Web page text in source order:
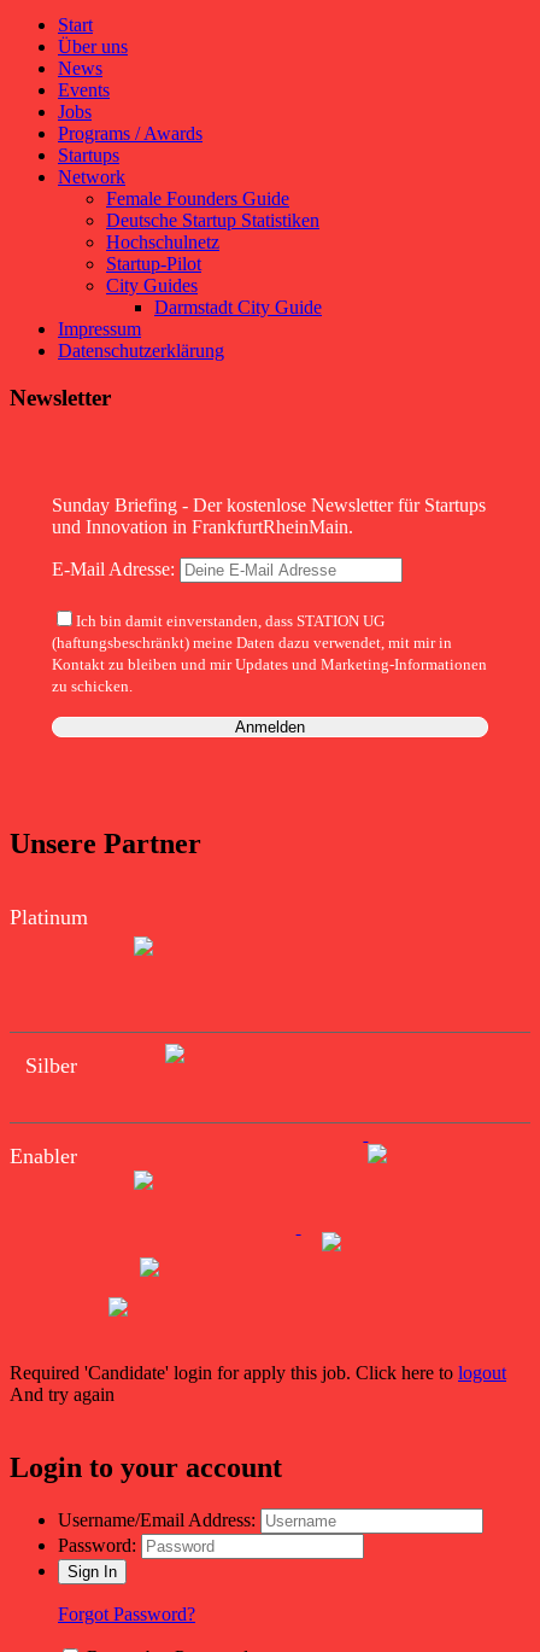
Start
Über uns
News
Events
Jobs
Programs / Awards
Startups
Network
Female Founders Guide
Deutsche Startup Statistiken
Hochschulnetz
Startup-Pilot
City Guides
Darmstadt City Guide
Impressum
Datenschutzerklärung
Newsletter
Sunday Briefing - Der kostenlose Newsletter für Startups
und Innovation in FrankfurtRheinMain.
E-Mail Adresse:
Ich bin damit einverstanden, dass STATION UG
(haftungsbeschränkt) meine Daten dazu verwendet, mit mir in
Kontakt zu bleiben und mir Updates und Marketing-Informationen
zu schicken.
Unsere Partner
Platinum
Silber
Enabler
Required 'Candidate' login for apply this job. Click here to logout
And try again
Login to your account
Username/Email Address:
Password:
Forgot Password?